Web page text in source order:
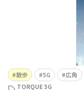
散歩 5G 広角
TORQUE 5G